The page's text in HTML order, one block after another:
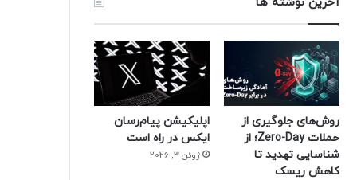
روش‌های جلوگیری از
حملات Zero-Day؛ از
شناسایی تهدید تا
کاهش ریسک
اپلیکیشن پیام‌رسان
ایکس در راه است
ژوئن 3, 2026